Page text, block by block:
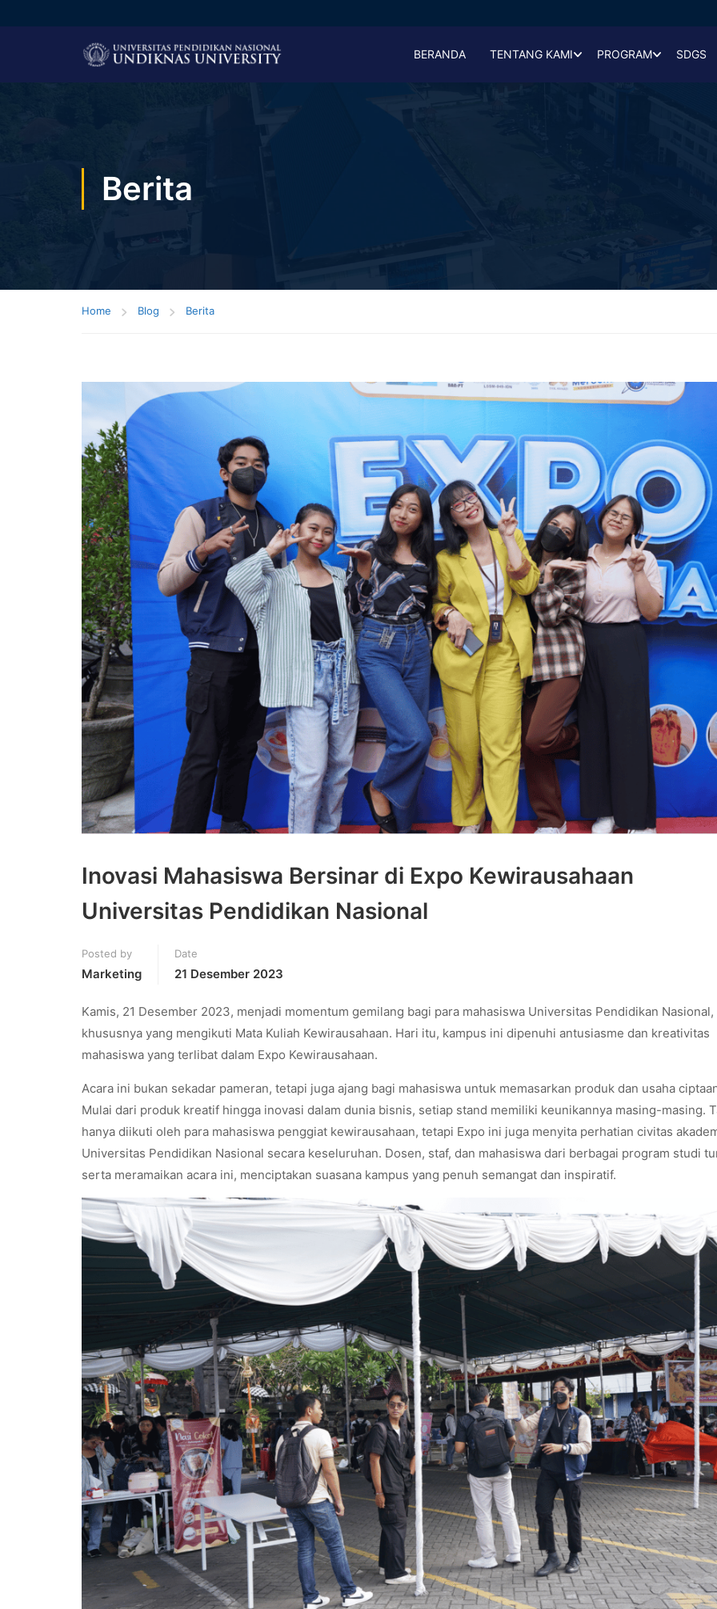
BERANDA TENTANG KAMI PROGRAM SDGS
Berita
Home Blog Berita
Inovasi Mahasiswa Bersinar di Expo Kewirausahaan
Universitas Pendidikan Nasional
Posted by
Marketing
Date
21 Desember 2023
Kamis, 21 Desember 2023, menjadi momentum gemilang bagi para mahasiswa Universitas Pendidikan Nasional,
khususnya yang mengikuti Mata Kuliah Kewirausahaan. Hari itu, kampus ini dipenuhi antusiasme dan kreativitas
mahasiswa yang terlibat dalam Expo Kewirausahaan.
Acara ini bukan sekadar pameran, tetapi juga ajang bagi mahasiswa untuk memasarkan produk dan usaha
Mulai dari produk kreatif hingga inovasi dalam dunia bisnis, setiap stand memiliki keunikannya masing-masing.
hanya diikuti oleh para mahasiswa penggiat kewirausahaan, tetapi Expo ini juga menyita perhatian civitas
Universitas Pendidikan Nasional secara keseluruhan. Dosen, staf, dan mahasiswa dari berbagai program studi
serta meramaikan acara ini, menciptakan suasana kampus yang penuh semangat dan inspiratif.